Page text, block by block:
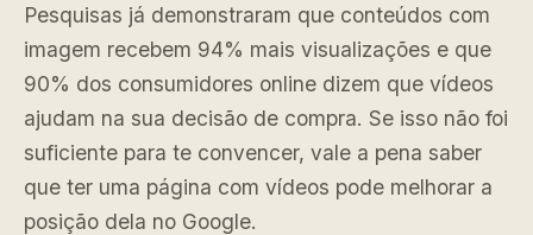
Pesquisas já demonstraram que conteúdos com
imagem recebem 94% mais visualizações e que
90% dos consumidores online dizem que vídeos
ajudam na sua decisão de compra. Se isso não foi
suficiente para te convencer, vale a pena saber
que ter uma página com vídeos pode melhorar a
posição dela no Google.